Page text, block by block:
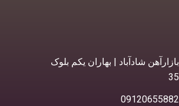
بازارآهن شادآباد | بهاران یکم بلوک
35
09120655882